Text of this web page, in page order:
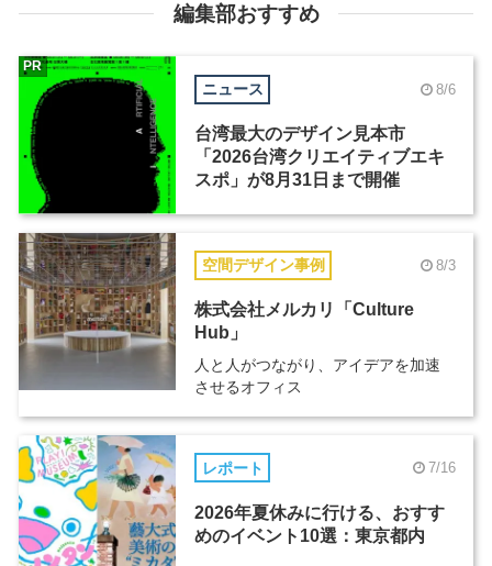
編集部おすすめ
ニュース 8/6
台湾最大のデザイン見本市
「2026台湾クリエイティブエキ
スポ」が8月31日まで開催
PR
空間デザイン事例 8/3
株式会社メルカリ「Culture
Hub」
人と人がつながり、アイデアを加速
させるオフィス
レポート 7/16
2026年夏休みに行ける、おすす
めのイベント10選：東京都内